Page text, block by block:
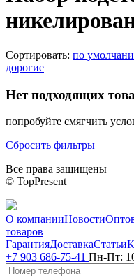
Сортировать: по
дорогие
Нет подходящих
попробуйте смягчить
Сбросить фильтры
Все права защищены
© TopPresent
О компанииНовости
товаров
ГарантияДоставкаСтатьи
+7 903 686-75-41 Пн-Пт: